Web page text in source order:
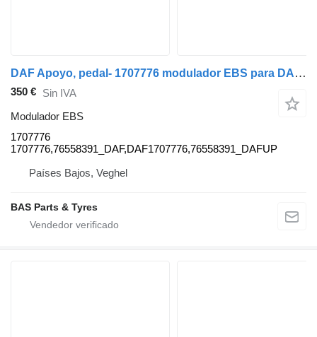
DAF Apoyo, pedal- 1707776 modulador EBS para DAF camión
350 € Sin IVA
Modulador EBS
1707776
1707776,76558391_DAF,DAF1707776,76558391_DAFUP
Países Bajos, Veghel
BAS Parts & Tyres